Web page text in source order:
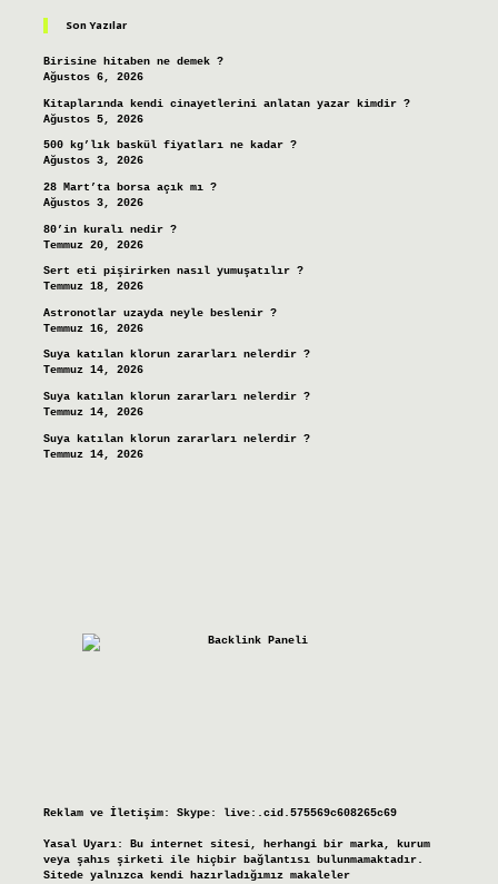
Son Yazılar
Birisine hitaben ne demek ?
Ağustos 6, 2026
Kitaplarında kendi cinayetlerini anlatan yazar kimdir ?
Ağustos 5, 2026
500 kg’lık baskül fiyatları ne kadar ?
Ağustos 3, 2026
28 Mart’ta borsa açık mı ?
Ağustos 3, 2026
80’in kuralı nedir ?
Temmuz 20, 2026
Sert eti pişirirken nasıl yumuşatılır ?
Temmuz 18, 2026
Astronotlar uzayda neyle beslenir ?
Temmuz 16, 2026
Suya katılan klorun zararları nelerdir ?
Temmuz 14, 2026
Suya katılan klorun zararları nelerdir ?
Temmuz 14, 2026
Suya katılan klorun zararları nelerdir ?
Temmuz 14, 2026
Reklam ve İletişim: Skype: live:.cid.575569c608265c69
Yasal Uyarı:
Bu internet sitesi, herhangi bir marka, kurum
veya şahıs şirketi ile hiçbir bağlantısı bulunmamaktadır.
Sitede yalnızca kendi hazırladığımız makaleler